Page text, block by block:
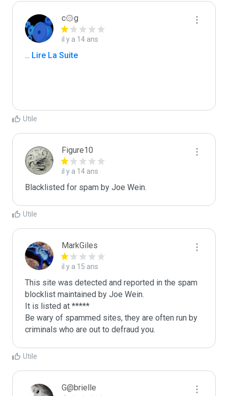
c۞g
il y a 14 ans
... Lire La Suite
Utile
Figure10
il y a 14 ans
Blacklisted for spam by Joe Wein.
Utile
MarkGiles
il y a 15 ans
This site was detected and reported in the spam
blocklist maintained by Joe Wein.
It is listed at *****
Be wary of spammed sites, they are often run by
criminals who are out to defraud you.
Utile
G@brielle